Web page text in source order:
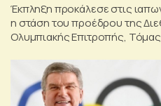
Έκπληξη προκάλεσε στις
η στάση του προέδρου της
Ολυμπιακής Επιτροπής,